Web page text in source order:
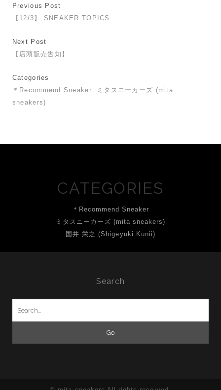
Previous Post
【12/3】 SNEAKER TOPICS
Next Post
【店頭販売告知】
Categories
＊Recommend Sneaker
ミタスニーカーズ (mita
sneakers)
CATEGORIES
＊Recommend Sneaker
ミタスニーカーズ (mita sneakers)
国井 栄之 (Shigeyuki Kunii)
Search